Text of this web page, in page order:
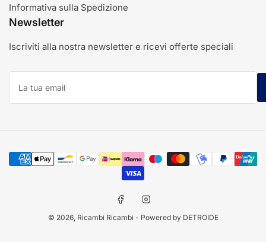
Informativa sulla Spedizione
Newsletter
Iscriviti alla nostra newsletter e ricevi offerte speciali
La
tua
Modalità
di
pagamento
FacebookInstagram
© 2026, Ricambi Ricambi - Powered by DETROIDE